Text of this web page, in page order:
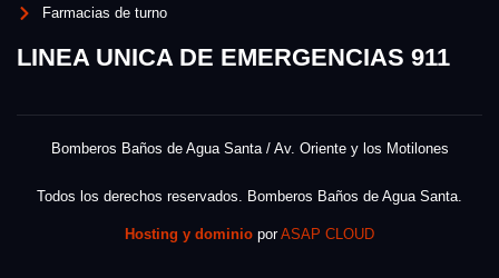
Farmacias de turno
LINEA UNICA DE EMERGENCIAS 911
Bomberos Baños de Agua Santa / Av. Oriente y los Motilones
Todos los derechos reservados. Bomberos Baños de Agua Santa.
Hosting y dominio porASAP CLOUD